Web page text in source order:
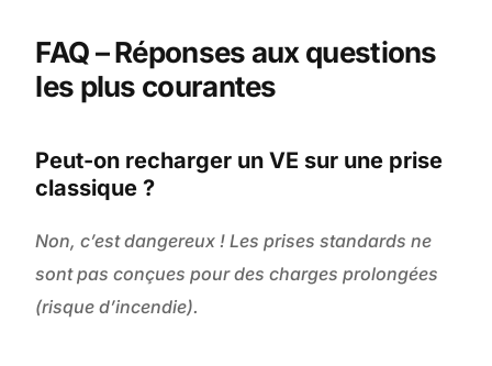
FAQ – Réponses aux questions
les plus courantes
Peut-on recharger un VE sur une prise
classique ?
Non, c’est dangereux ! Les prises standards ne
sont pas conçues pour des charges prolongées
(risque d’incendie).